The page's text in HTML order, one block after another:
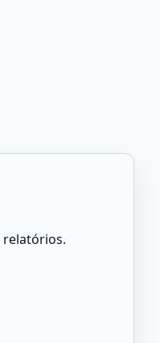
relatórios.